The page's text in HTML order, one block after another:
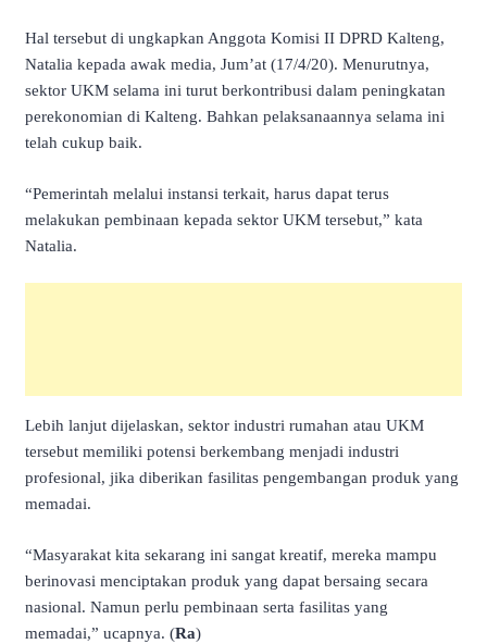
Hal tersebut di ungkapkan Anggota Komisi II DPRD Kalteng,
Natalia kepada awak media, Jum’at (17/4/20). Menurutnya,
sektor UKM selama ini turut berkontribusi dalam peningkatan
perekonomian di Kalteng. Bahkan pelaksanaannya selama ini
telah cukup baik.
“Pemerintah melalui instansi terkait, harus dapat terus
melakukan pembinaan kepada sektor UKM tersebut,” kata
Natalia.
Lebih lanjut dijelaskan, sektor industri rumahan atau UKM
tersebut memiliki potensi berkembang menjadi industri
profesional, jika diberikan fasilitas pengembangan produk yang
memadai.
“Masyarakat kita sekarang ini sangat kreatif, mereka mampu
berinovasi menciptakan produk yang dapat bersaing secara
nasional. Namun perlu pembinaan serta fasilitas yang
memadai,” ucapnya. (Ra)